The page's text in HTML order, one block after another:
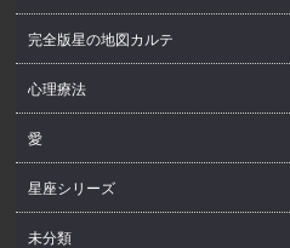
完全版星の地図カルテ
心理療法
愛
星座シリーズ
未分類